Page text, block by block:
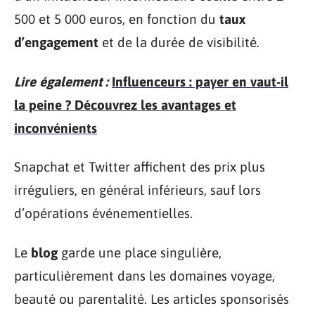
500 et 5 000 euros, en fonction du taux
d’engagement et de la durée de visibilité.
Lire également : Influenceurs : payer en vaut-il
la peine ? Découvrez les avantages et
inconvénients
Snapchat et Twitter affichent des prix plus
irréguliers, en général inférieurs, sauf lors
d’opérations événementielles.
Le bloggarde une place singulière,
particulièrement dans les domaines voyage,
beauté ou parentalité. Les articles sponsorisés